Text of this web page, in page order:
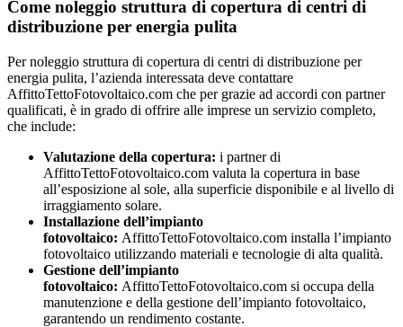
Come noleggio struttura di copertura di centri di
distribuzione per energia pulita
Per noleggio struttura di copertura di centri di distribuzione per
energia pulita, l’azienda interessata deve contattare
AffittoTettoFotovoltaico.com che per grazie ad accordi con partner
qualificati, è in grado di offrire alle imprese un servizio completo,
che include:
Valutazione della copertura: i partner di
AffittoTettoFotovoltaico.com valuta la copertura in base
all’esposizione al sole, alla superficie disponibile e al livello di
irraggiamento solare.
Installazione dell’impianto
fotovoltaico: AffittoTettoFotovoltaico.com installa l’impianto
fotovoltaico utilizzando materiali e tecnologie di alta qualità.
Gestione dell’impianto
fotovoltaico: AffittoTettoFotovoltaico.com si occupa della
manutenzione e della gestione dell’impianto fotovoltaico,
garantendo un rendimento costante.